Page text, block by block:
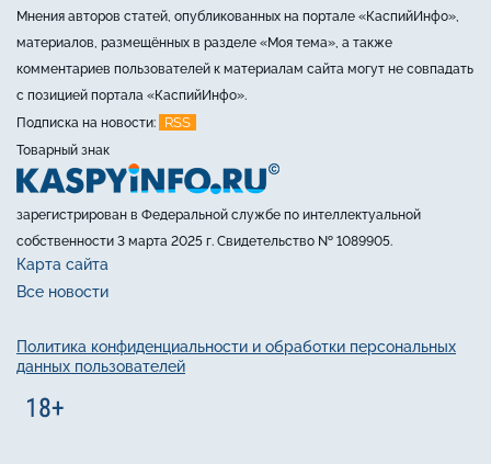
Мнения авторов статей, опубликованных на портале «КаспийИнфо»,
материалов, размещённых в разделе «Моя тема», а также
комментариев пользователей к материалам сайта могут не совпадать
с позицией портала «КаспийИнфо».
Подписка на новости:
RSS
Товарный знак
зарегистрирован в Федеральной службе по интеллектуальной
собственности 3 марта 2025 г. Свидетельство № 1089905.
Карта сайта
Все новости
Политика конфиденциальности и обработки персональных
данных пользователей